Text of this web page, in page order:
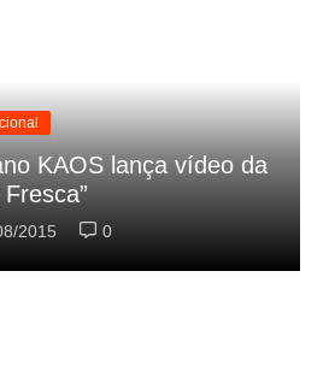
KAOS lança vídeo da
2015 0